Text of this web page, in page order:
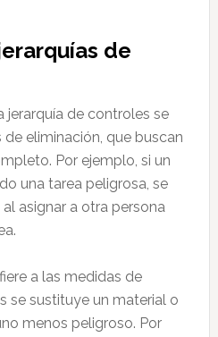
de
jerarquía de controles se
eliminación, que buscan
Por ejemplo, si un
una tarea peligrosa, se
asignar a otra persona
a las medidas de
se sustituye un material o
menos peligroso. Por